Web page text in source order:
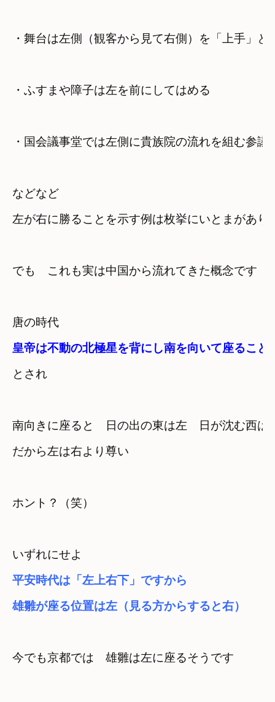
・舞台は左側（観客から見て右側）を「上手」と
・ふすまや障子は左を前にしてはめる
・国会議事堂では左側に貴族院の流れを組む参議
などなど
左が右に勝ることを示す例は枚挙にいとまがあり
でも　これも実は中国から流れてきた概念です
皇帝は不動の北極星を背にし南を向いて座ること
とされ
南向きに座ると　日の出の東は左　日が沈む
だから左は右より尊い
ホント？（笑）
平安時代は「左上右下」ですから
雄雛が座る位置は左（見る方からすると右）
今でも京都では　雄雛は左に座るそうです